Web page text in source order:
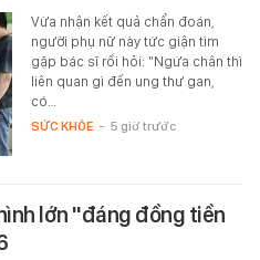
Vừa nhận kết quả chẩn đoán,
người phụ nữ này tức giận tìm
gặp bác sĩ rồi hỏi: "Ngứa chân thì
liên quan gì đến ung thư gan,
có…
SỨC KHỎE - 5 giờ trước
lớn "đáng đồng tiền